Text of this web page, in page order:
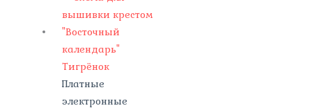
Платные
электронные